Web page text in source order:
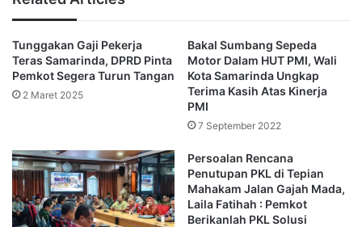
Tunggakan Gaji Pekerja
Teras Samarinda, DPRD Pinta
Pemkot Segera Turun Tangan
2 Maret 2025
Bakal Sumbang Sepeda
Motor Dalam HUT PMI, Wali
Kota Samarinda Ungkap
Terima Kasih Atas Kinerja
PMI
7 September 2022
Persoalan Rencana
Penutupan PKL di Tepian
Mahakam Jalan Gajah Mada,
Laila Fatihah : Pemkot
Berikanlah PKL Solusi